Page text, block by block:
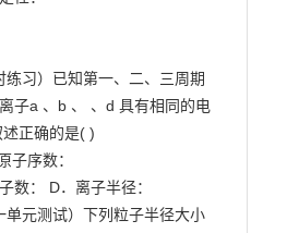
练习）已知第一、二、三周期
子a 、b 、 、d 具有相同的电
正确的是( )
子序数：
数： D．离子半径：
单元测试）下列粒子半径大小